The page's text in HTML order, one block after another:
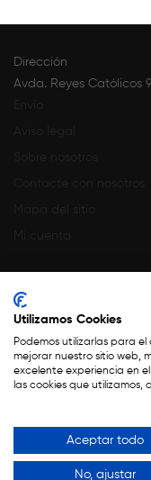
Dirección
Avda. Reyes Católicos
Financiado por la
Copyright 2023 ©Teseo
Todos Los Derechos
Utilizamos Cookies
Podemos utilizarlas para
mejorar nuestro sitio web,
excelente experiencia en
las cookies que utilizamos,
Aceptar todo
No, ajustar